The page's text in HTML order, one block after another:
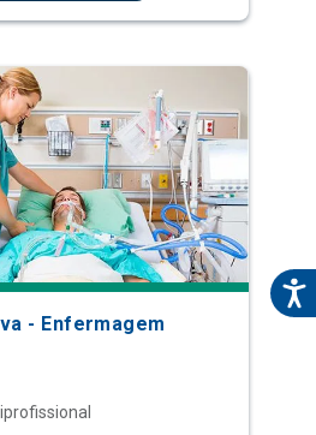
- Enfermagem